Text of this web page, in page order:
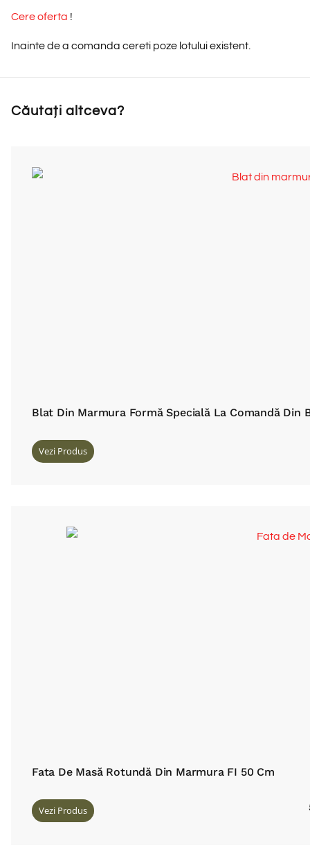
Cere oferta !
Inainte de a comanda cereti poze lotului existent.
Căutați altceva?
Blat Din Marmura Formă Specială La Comandă Din
Vezi Produs
Fata De Masă Rotundă Din Marmura FI 50 Cm
Vezi Produs